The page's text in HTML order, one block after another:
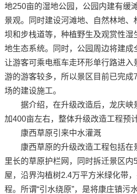
地250亩的湿地公园，公园内建有缓
景观。同时建设河滩地、自然林地、
坝和步栈道等，种植野生及观赏性湿
地生态系统。同时，公园周边将建成
让游客可乘电瓶车走环形单行路进入
游的游客较多，所以景区目前已完成
场的建设施工。
据介绍，在升级改造后，龙庆峡
加400亩左右，整体升级改造工程预
康西草原引来中水灌溉
康西草原的升级改造工程包括在
里长的草原护栏网，同时拆迁景区
屋，沿界沟植树2.4万平方米绿化带，
程。所谓“引水绕原”，是将康庄镇污